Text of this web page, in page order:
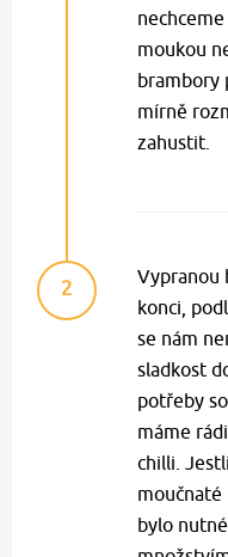
moukou
brambory
mírně
zahustit.
2
Vypranou
konci,
se nám
sladkost
potřeby
máme
chilli.
moučnaté
bylo